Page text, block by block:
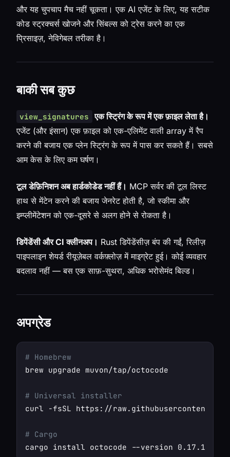
और यह चुपचाप मैच नहीं चूकता। एक AI एजेंट के लिए, यह सटीक
कोड स्ट्रक्चर्स खोजने और सिंबल्स को ट्रेस करने का एक
प्रिसाइज़, नेविगेबल तरीका है।
बाकी सब कुछ
view_signatures एक स्ट्रिंग के रूप में एक फ़ाइल लेता है।
एजेंट (और इंसान) एक फ़ाइल को एक-एलिमेंट वाली array में रैप
करने की बजाय एक प्लेन स्ट्रिंग के रूप में पास कर सकते हैं। सबसे
आम केस के लिए कम घर्षण।
टूल डेफ़िनिशन अब हार्डकोडेड नहीं हैं। MCP सर्वर की टूल लिस्ट
हाथ से मेंटेन करने की बजाय जेनरेट होती है, जो स्कीमा और
इम्प्लीमेंटेशन को एक-दूसरे से अलग होने से रोकता है।
डिपेंडेंसी और CI क्लीनअप। Rust डिपेंडेंसीज़ बंप की गईं, रिलीज़
पाइपलाइन शेयर्ड रीयूज़ेबल वर्कफ़्लोज़ में माइग्रेट हुई। कोई व्यवहार
बदलाव नहीं — बस एक साफ़-सुथरा, अधिक भरोसेमंद बिल्ड।
अपग्रेड
# Homebrew
brew upgrade muvon/tap/octocode
# Universal installer
curl -fsSL https://
# Cargo